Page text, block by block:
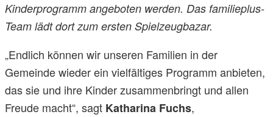
Kinderprogramm angeboten werden. Das familieplus-
Team lädt dort zum ersten Spielzeugbazar.
„Endlich können wir unseren Familien in der
Gemeinde wieder ein vielfältiges Programm anbieten,
das sie und ihre Kinder zusammenbringt und allen
Freude macht“, sagt Katharina Fuchs,